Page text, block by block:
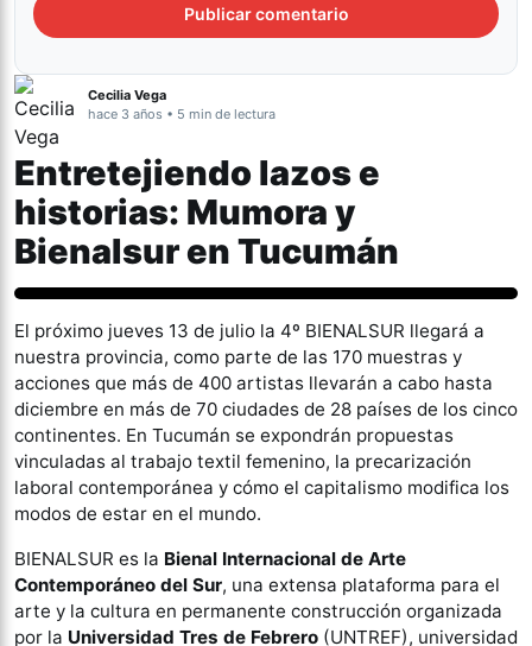
Cecilia Vega
hace 3 años • 5 min de lectura
Entretejiendo lazos e
historias: Mumora y
Bienalsur en Tucumán
Artes
El próximo jueves 13 de julio la 4º BIENALSUR llegará a
nuestra provincia, como parte de las 170 muestras y
acciones que más de 400 artistas llevarán a cabo hasta
diciembre en más de 70 ciudades de 28 países de los cinco
continentes. En Tucumán se expondrán propuestas
vinculadas al trabajo textil femenino, la precarización
laboral contemporánea y cómo el capitalismo modifica los
modos de estar en el mundo.
BIENALSUR es la Bienal Internacional de Arte
Contemporáneo del Sur, una extensa plataforma para el
arte y la cultura en permanente construcción organizada
por la Universidad Tres de Febrero (UNTREF), universidad